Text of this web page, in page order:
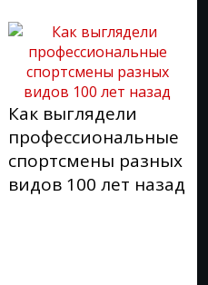
Как выглядели
профессиональные
спортсмены разных
видов 100 лет назад